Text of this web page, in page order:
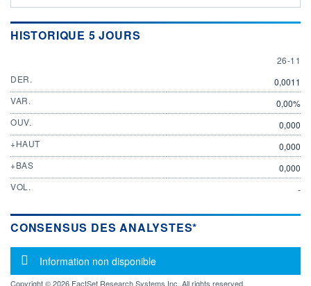
HISTORIQUE 5 JOURS
26
26-11
DER.
0,0011
VAR.
0,00%
OUV.
0,000
+HAUT
0,000
+BAS
0,000
VOL.
-
CONSENSUS DES ANALYSTES*
Message d'information
Information non disponible
Copyright © 2026 FactSet Research Systems Inc. All rights reserved.